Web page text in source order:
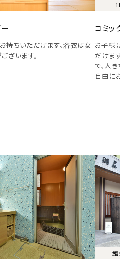
持ちいただけます。浴衣は女
ざいます。
コミッ
お子様
だけま
で、大
自由に
館